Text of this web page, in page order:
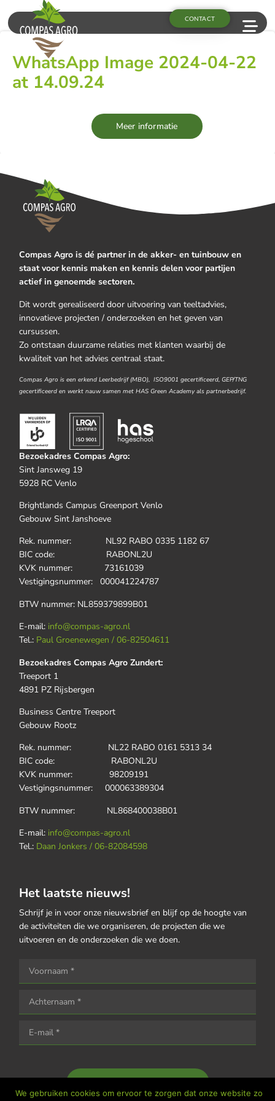
CONTACT
WhatsApp Image 2024-04-22
at 14.09.24
Meer informatie
Compas Agro is dé partner in de akker- en tuinbouw en
staat voor kennis maken en kennis delen voor partijen
actief in genoemde sectoren.
Dit wordt gerealiseerd door uitvoering van teeltadvies,
innovatieve projecten / onderzoeken en het geven van
cursussen.
Zo ontstaan duurzame relaties met klanten waarbij de
kwaliteit van het advies centraal staat.
Compas Agro is een erkend Leerbedrijf (MBO), ISO9001 gecertificeerd, GEP/TNG
gecertificeerd en werkt nauw samen met HAS Green Academy als partnerbedrijf.
Bezoekadres Compas Agro:
Sint Jansweg 19
5928 RC Venlo
Brightlands Campus Greenport Venlo
Gebouw Sint Janshoeve
Rek. nummer: NL92 RABO 0335 1182 67
BIC code: RABONL2U
KVK nummer: 73161039
Vestigingsnummer: 000041224787
BTW nummer: NL859379899B01
E-mail: info@compas-agro.nl
Tel.: Paul Groenewegen / 06-82504611
Bezoekadres Compas Agro Zundert:
Treeport 1
4891 PZ Rijsbergen
Business Centre Treeport
Gebouw Rootz
Rek. nummer: NL22 RABO 0161 5313 34
BIC code: RABONL2U
KVK nummer: 98209191
Vestigingsnummer: 000063389304
BTW nummer: NL868400038B01
E-mail: info@compas-agro.nl
Tel.: Daan Jonkers / 06-82084598
Het laatste nieuws!
Schrijf je in voor onze nieuwsbrief en blijf op de hoogte van
de activiteiten die we organiseren, de projecten die we
uitvoeren en de onderzoeken die we doen.
We gebruiken cookies om ervoor te zorgen dat onze website zo